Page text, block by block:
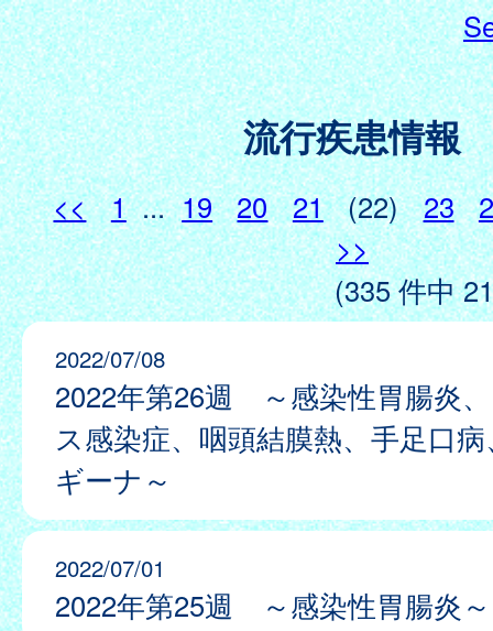
流行疾患情報
<< 1 ... 19 20 21 (22) 23
>>
(335 件中
2022/07/08
2022年第26週 ～感染性胃腸炎
ス感染症、咽頭結膜熱、手足口
ギーナ～
2022/07/01
2022年第25週 ～感染性胃腸炎～